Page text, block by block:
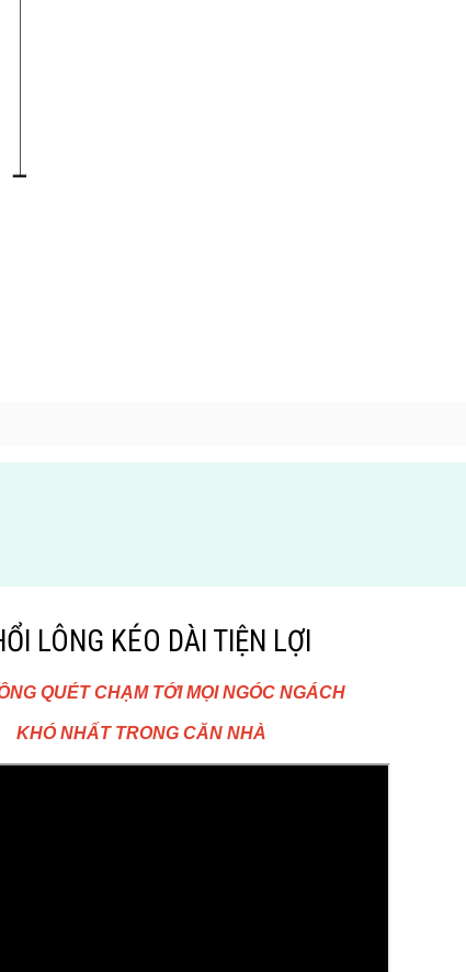
LÔNG KÉO DÀI TIỆN LỢI
QUÉT CHẠM TỚI MỌI NGÓC NGÁCH
KHÓ NHẤT TRONG CĂN NHÀ